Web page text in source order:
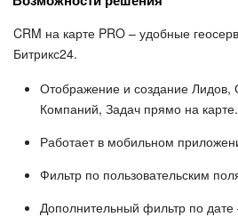
CRM на карте PRO – удобные
Битрикс24.
Отображение и создание Лидов,
Компаний, Задач прямо на карте.
Работает в мобильном
Фильтр по пользовательским
Дополнительный фильтр по дате